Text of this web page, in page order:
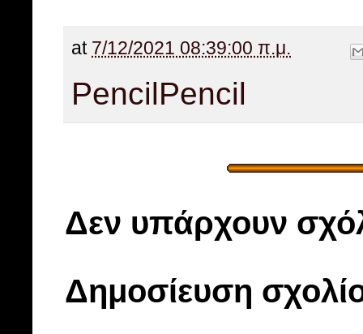
at 7/12/2021 08:39:00 π.μ.
PencilPencil
Δεν υπάρχουν
Δημοσίευση